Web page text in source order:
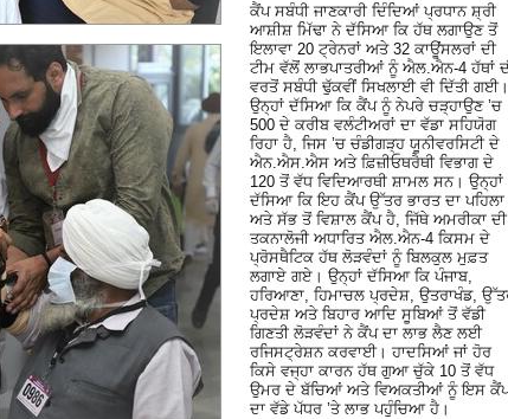
ਕੈਂਪ ਸਬੰਧੀ ਜਾਣਕਾਰੀ ਦਿੰਦਿਆਂ ਪ੍ਰਧਾਨ ਸ਼੍ਰੀ
ਆਸ਼ੀਸ਼ ਮਿੱਢਾ ਨੇ ਦੱਸਿਆ ਕਿ ਹੱਥ ਲਗਾਉਣ ਤੋਂ
ਇਲਾਵਾ 20 ਟ੍ਰੇਨਰਾਂ ਅਤੇ 32 ਕਾਊਂਸਲਰਾਂ ਦੀ
ਟੀਮ ਵੱਲੋਂ ਲਾਭਪਾਤਰੀਆਂ ਨੂੰ ਐਲ.ਐਨ-4 ਹੱਥਾਂ
ਵਰਤੋਂ ਸਬੰਧੀ ਢੁੱਕਵੀਂ ਸਿਖਲਾਈ ਵੀ ਦਿੱਤੀ ਗਈ।
ਉਨ੍ਹਾਂ ਦੱਸਿਆ ਕਿ ਕੈਂਪ ਨੂੰ ਨੇਪਰੇ ਚੜ੍ਹਾਉਣ ’ਚ
500 ਦੇ ਕਰੀਬ ਵਲੰਟੀਅਰਾਂ ਦਾ ਵੱਡਾ ਸਹਿਯੋਗ
ਰਿਹਾ ਹੈ, ਜਿਸ ’ਚ ਚੰਡੀਗੜ੍ਹ ਯੂਨੀਵਰਸਿਟੀ ਦੇ
ਐਨ.ਐਸ.ਐਸ ਅਤੇ ਫ਼ਿਜ਼ੀਓਥਰੈਥੀ ਵਿਭਾਗ ਦੇ
120 ਤੋਂ ਵੱਧ ਵਿਦਿਆਰਥੀ ਸ਼ਾਮਲ ਸਨ। ਉਨ੍ਹਾਂ
ਦੱਸਿਆ ਕਿ ਇਹ ਕੈਂਪ ਉੱਤਰ ਭਾਰਤ ਦਾ ਪਹਿਲਾ
ਅਤੇ ਸੱਭ ਤੋਂ ਵਿਸ਼ਾਲ ਕੈਂਪ ਹੈ, ਜਿੱਥੇ ਅਮਰੀਕਾ ਦੀ
ਤਕਨਾਲੋਜੀ ਅਧਾਰਿਤ ਐਲ.ਐਨ-4 ਕਿਸਮ ਦੇ
ਪ੍ਰੋਸਥੈਟਿਕ ਹੱਥ ਲੋੜਵੰਦਾਂ ਨੂੰ ਬਿਲਕੁਲ ਮੁਫ਼ਤ
ਲਗਾਏ ਗਏ। ਉਨ੍ਹਾਂ ਦੱਸਿਆ ਕਿ ਪੰਜਾਬ,
ਹਰਿਆਣਾ, ਹਿਮਾਚਲ ਪ੍ਰਦੇਸ਼, ਉਤਰਾਖੰਡ,
ਪ੍ਰਦੇਸ਼ ਅਤੇ ਬਿਹਾਰ ਆਦਿ ਸੂਬਿਆਂ ਤੋਂ ਵੱਡੀ
ਗਿਣਤੀ ਲੋੜਵੰਦਾਂ ਨੇ ਕੈਂਪ ਦਾ ਲਾਭ ਲੈਣ ਲਈ
ਰਜਿਸਟ੍ਰੇਸ਼ਨ ਕਰਵਾਈ। ਹਾਦਸਿਆਂ ਜਾਂ ਹੋਰ
ਕਿਸੇ ਵਜ੍ਹਾ ਕਾਰਨ ਹੱਥ ਗੁਆ ਚੁੱਕੇ 10 ਤੋਂ ਵੱਧ
ਉਮਰ ਦੇ ਬੱਚਿਆਂ ਅਤੇ ਵਿਅਕਤੀਆਂ ਨੂੰ ਇਸ
ਦਾ ਵੱਡੇ ਪੱਧਰ ’ਤੇ ਲਾਭ ਪਹੁੰਚਿਆ ਹੈ।